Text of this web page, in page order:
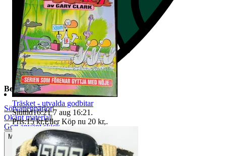
Beskrivning
Sötvattenpärlor|
Okänt material|
Gott använt skick
Mindre tecken på användning
Träsket - utvalda godbitar
Sluttid16:21 7 aug 16:21 .
Pris:15 kr,Eller Köp nu 20 kr,.